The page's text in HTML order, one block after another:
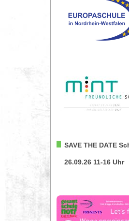
SAVE THE DATE
26.09.26 11-16 Uhr